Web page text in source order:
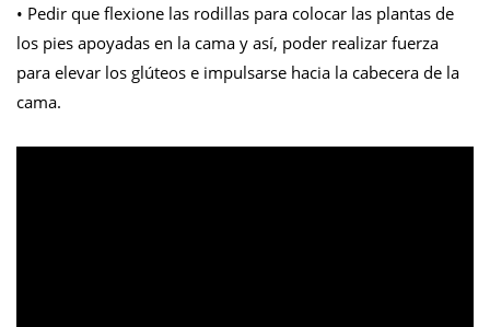
• Pedir que flexione las rodillas para colocar las plantas de
los pies apoyadas en la cama y así, poder realizar fuerza
para elevar los glúteos e impulsarse hacia la cabecera de la
cama.